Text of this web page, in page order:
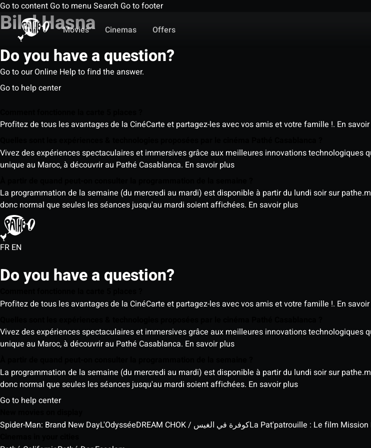
Go to content Go to menu Search Go to footer
Movies
Cinemas Offers
Bilal Hasna
Do you have a question?
Go to our Online Help to find the answer.
Go to help center
Profitez de tous les avantages de la CinéCarte et partagez-les avec vos amis et votre famille !. En
Vivez des expériences spectaculaires et immersives grâce aux meilleures innovations technologiques
unique au Maroc, à découvrir au Pathé Casablanca. En savoir plus
La programmation de la semaine (du mercredi au mardi) est disponible à partir du lundi soir sur
donc normal que seules les séances jusqu'au mardi soient affichées. En savoir plus
FR EN
Do you have a question?
Profitez de tous les avantages de la CinéCarte et partagez-les avec vos amis et votre famille !. En
Vivez des expériences spectaculaires et immersives grâce aux meilleures innovations technologiques
unique au Maroc, à découvrir au Pathé Casablanca. En savoir plus
La programmation de la semaine (du mercredi au mardi) est disponible à partir du lundi soir sur
donc normal que seules les séances jusqu'au mardi soient affichées. En savoir plus
Go to help center
Spider-Man: Brand New DayL'Odyssée DREAM CHOK / كوفرة في الغيسLa Pat'patrouille : Le film Mission